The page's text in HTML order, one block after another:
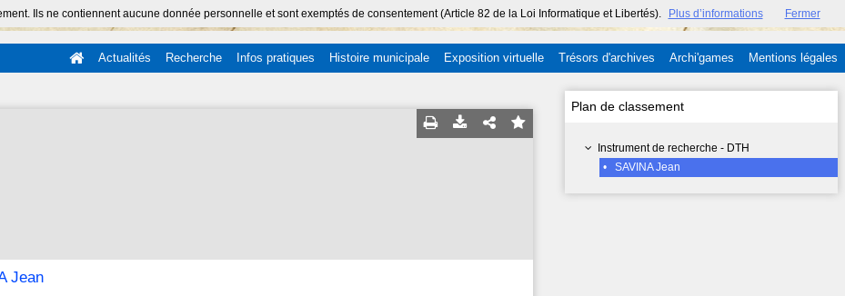
Ils ne contiennent aucune donnée personnelle et sont exemptés de consentement (Article 82 de la Loi Informatique et Libertés). Plus d’informations Fermer
Actualités Recherche Infos pratiques Histoire municipale Exposition virtuelle Trésors d'archives Archi'games Mentions légales
Plan de classement
Instrument de recherche - DTH
•
SAVINA Jean
Jean